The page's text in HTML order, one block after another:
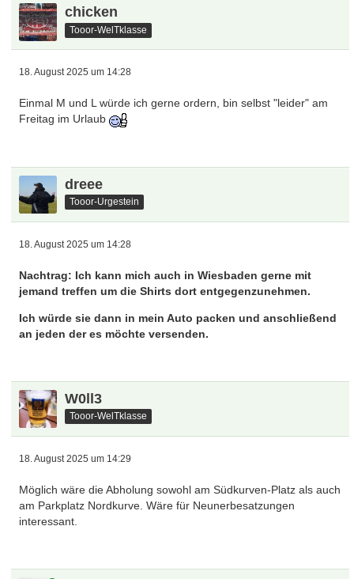
chicken
Tooor-WelTklasse
18. August 2025 um 14:28
Einmal M und L würde ich gerne ordern, bin selbst "leider" am
Freitag im Urlaub
dreee
Tooor-Urgestein
18. August 2025 um 14:28
Nachtrag: Ich kann mich auch in Wiesbaden gerne mit
jemand treffen um die Shirts dort entgegenzunehmen.
Ich würde sie dann in mein Auto packen und anschließend
an jeden der es möchte versenden.
W0ll3
Tooor-WelTklasse
18. August 2025 um 14:29
Möglich wäre die Abholung sowohl am Südkurven-Platz als auch
am Parkplatz Nordkurve. Wäre für Neunerbesatzungen
interessant.